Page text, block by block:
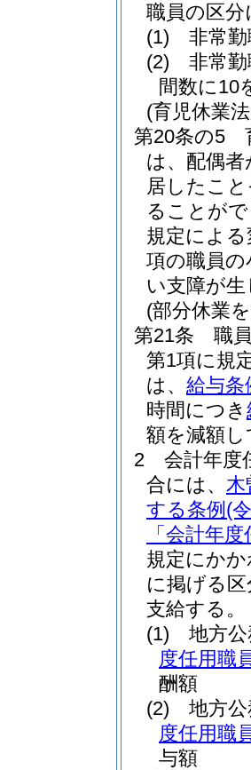
職員の区分
(1)
非常
(2)
非常
間数に10
(育児休業
第20条の5
は、配偶
居したこ
ることが
規定による
項の職員
い支障が
(部分休業
第21条
職
第1項に規
は、 給与条
時間につき
額を減額
2
会計年度
合には、 木
する条例 (
「会計年
規定にか
に掲げる
支給する。
(1)
地方
度任用職
酬額
(2)
地方
度任用職
与額